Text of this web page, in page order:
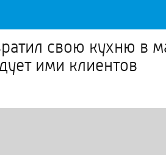
свою кухню в
ими клиентов